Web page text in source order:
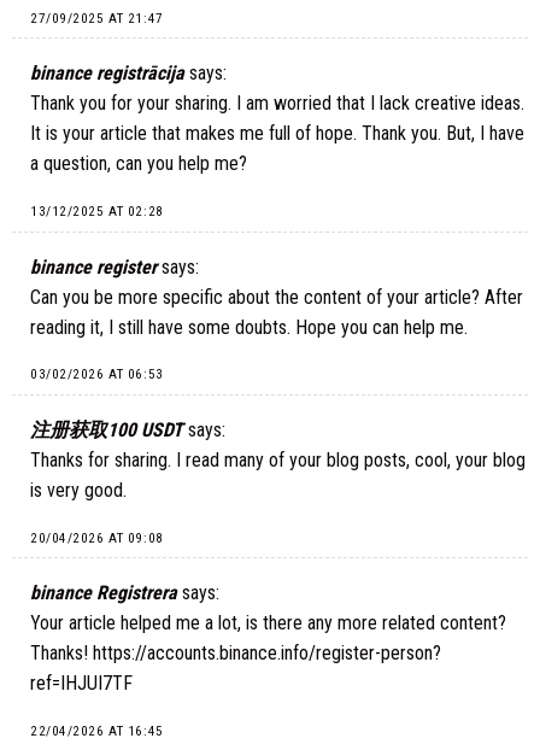
27/09/2025 AT 21:47
binance registrācija says:
Thank you for your sharing. I am worried that I lack creative ideas.
It is your article that makes me full of hope. Thank you. But, I have
a question, can you help me?
13/12/2025 AT 02:28
binance register says:
Can you be more specific about the content of your article? After
reading it, I still have some doubts. Hope you can help me.
03/02/2026 AT 06:53
注册获取100 USDT says:
Thanks for sharing. I read many of your blog posts, cool, your blog
is very good.
20/04/2026 AT 09:08
binance Registrera says:
Your article helped me a lot, is there any more related content?
Thanks! https://accounts.binance.info/register-person?
ref=IHJUI7TF
22/04/2026 AT 16:45